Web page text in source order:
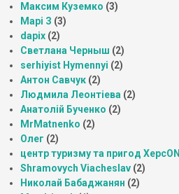
Максим Куземко (3)
Марі З (3)
dapix (2)
Светлана Черныш (2)
serhiyist Hymennyi (2)
Антон Савчук (2)
Людмила Леонтіева (2)
Анатолій Бученко (2)
MrMatnenko (2)
Олег (2)
центр туризму та пригод ХерсON
Shramovych Viacheslav (2)
Николай Бабаджанян (2)